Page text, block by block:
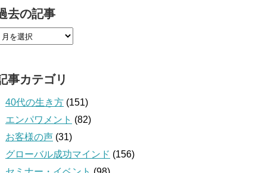
去の記事
事カテゴリ
40代の生き方 (151)
エンパワメント (82)
お客様の声 (31)
グローバル成功マインド (156)